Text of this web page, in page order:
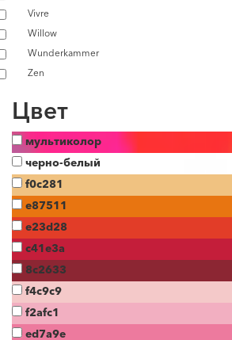
Vivre
Willow
Wunderkammer
Zen
Цвет
мультиколор
черно-белый
f0c281
e87511
e23d28
c41e3a
8c2633
f4c9c9
f2afc1
ed7a9e